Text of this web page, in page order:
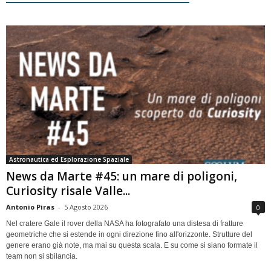
Astronautica ed Esplorazione Spaziale
News da Marte #45: un mare di poligoni,
Curiosity risale Valle...
Antonio Piras - 5 Agosto 2026 0
Nel cratere Gale il rover della NASA ha fotografato una distesa di fratture
geometriche che si estende in ogni direzione fino all'orizzonte. Strutture del
genere erano già note, ma mai su questa scala. E su come si siano formate il
team non si sbilancia.